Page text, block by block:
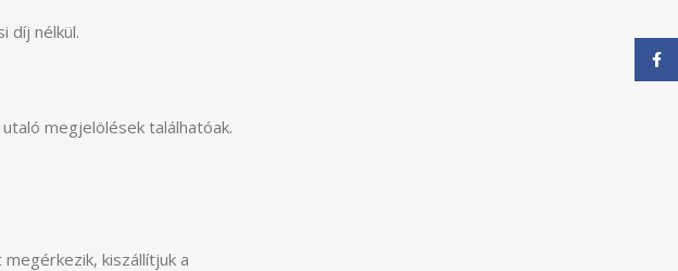
díj nélkül.
megjelölések találhatóak.
kiszállítjuk a